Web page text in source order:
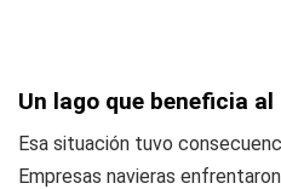
Un lago que beneficia
Esa situación tuvo
Empresas navieras